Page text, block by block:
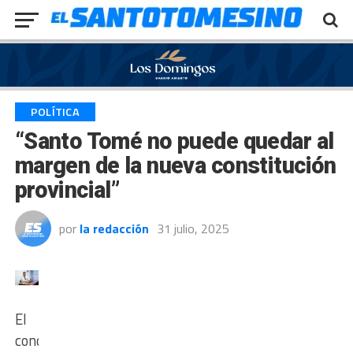
POLÍTICA
“Santo Tomé no puede quedar al
margen de la nueva constitución
provincial”
por la redacción 31 julio, 2025
El
concejal,
Exit mobile version